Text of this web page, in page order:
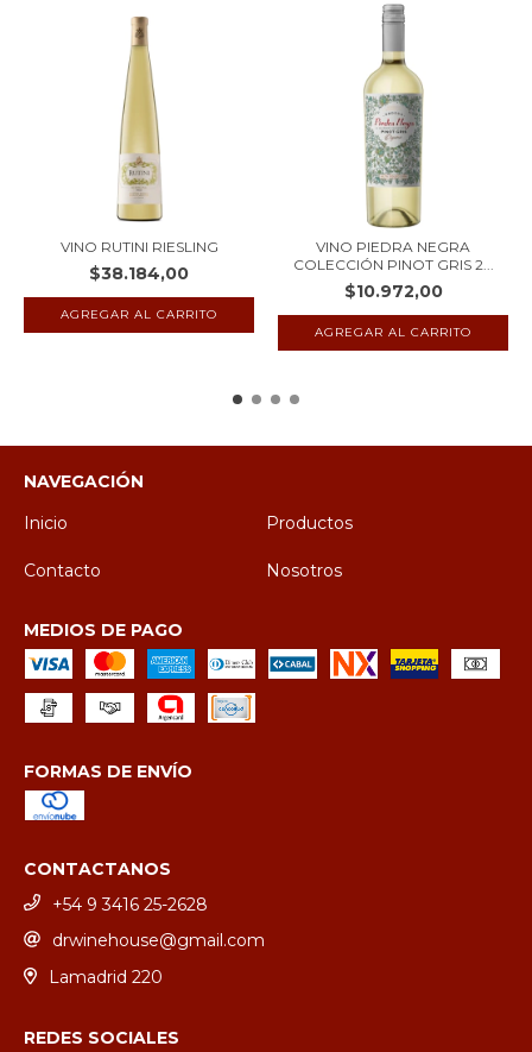
VINO RUTINI RIESLING
$38.184,00
VINO PIEDRA NEGRA
COLECCIÓN PINOT GRIS 2...
$10.972,00
NAVEGACIÓN
Inicio
Productos
Contacto Nosotros
MEDIOS DE PAGO
FORMAS DE ENVÍO
CONTACTANOS
+54 9 3416 25-2628
drwinehouse@gmail.com
Lamadrid 220
REDES SOCIALES